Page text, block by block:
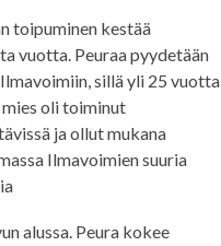
toipuminen kestää
vuotta. Peuraa pyydetään
sillä yli 25 vuotta
oli toiminut
ja ollut mukana
Ilmavoimien suuria
alussa. Peura kokee